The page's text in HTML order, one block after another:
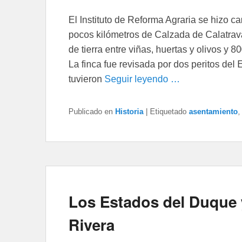
El Instituto de Reforma Agraria se hizo
pocos kilómetros de Calzada de
de tierra entre viñas, huertas y olivos y
La finca fue revisada por dos peritos del
tuvieron Seguir leyendo …
Publicado en Historia Etiquetado asentamiento,
Los Estados del
Rivera